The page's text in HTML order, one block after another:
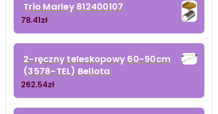
Trio Marley 812400107
78.41zł
2-ręczny teleskopowy 60-90cm
(3578-TEL) Bellota
262.54zł